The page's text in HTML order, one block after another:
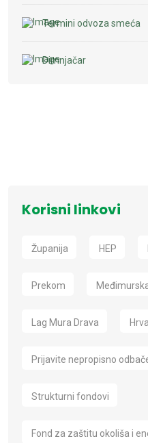
Termini odvoza smeća
Dimnjačar
Korisni linkovi
Županija HEP
Prekom
Lag Mura Drava
Prijavite nepropisno
Strukturni fondovi
Fond za zaštitu okoliša i